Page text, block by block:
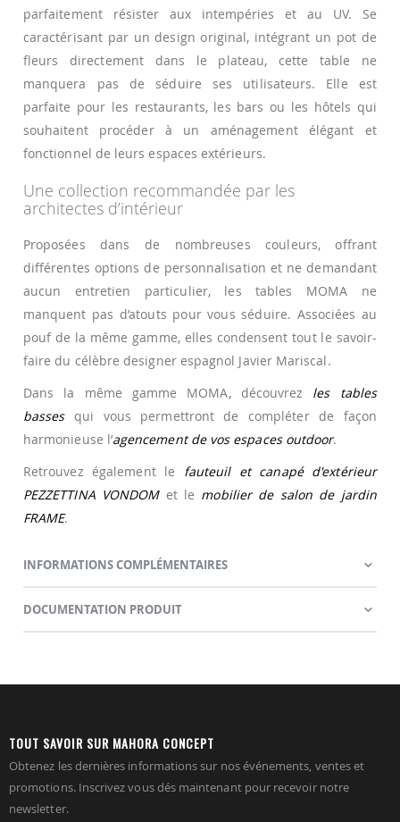
parfaitement résister aux intempéries et au UV. Se
caractérisant par un design original, intégrant un pot de
fleurs directement dans le plateau, cette table ne
manquera pas de séduire ses utilisateurs. Elle est
parfaite pour les restaurants, les bars ou les hôtels qui
souhaitent procéder à un aménagement élégant et
fonctionnel de leurs espaces extérieurs.
Une collection recommandée par les
architectes d’intérieur
Proposées dans de nombreuses couleurs, offrant
différentes options de personnalisation et ne demandant
aucun entretien particulier, les tables MOMA ne
manquent pas d’atouts pour vous séduire. Associées au
pouf de la même gamme, elles condensent tout le savoir-
faire du célèbre designer espagnol Javier Mariscal.
Dans la même gamme MOMA, découvrez les tables
bassesqui vous permettront de compléter de façon
harmonieuse l’agencement de vos espaces outdoor.
Retrouvez également le fauteuil et canapé d'extérieur
PEZZETTINA VONDOMet le mobilier de salon de jardin
FRAME.
INFORMATIONS COMPLÉMENTAIRES
DOCUMENTATION PRODUIT
TOUT SAVOIR SUR MAHORA CONCEPT
Obtenez les dernières informations sur nos événements, ventes et
promotions. Inscrivez vous dés maintenant pour recevoir notre
newsletter.